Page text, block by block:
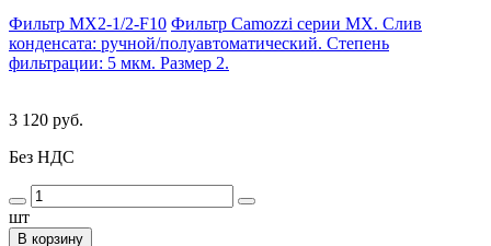
Фильтр MX2-1/2-F10 Фильтр Camozzi серии MX. Слив
конденсата: ручной/полуавтоматический. Степень
фильтрации: 5 мкм. Размер 2.
3 120 руб.
Без НДС
шт
В корзину